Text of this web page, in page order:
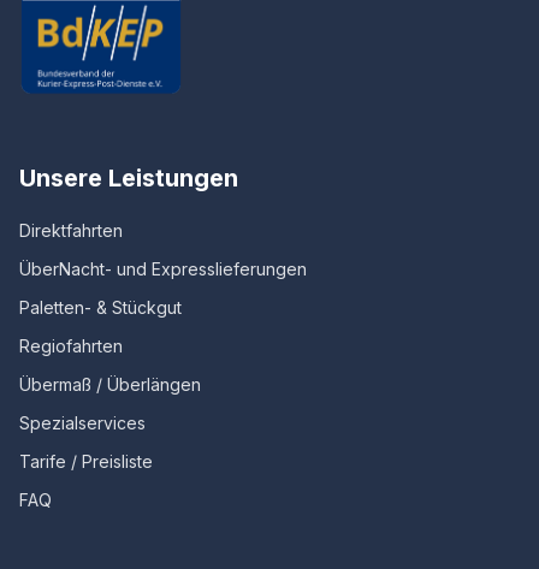
Unsere Leistungen
Direktfahrten
ÜberNacht- und Expresslieferungen
Paletten- & Stückgut
Regiofahrten
Übermaß / Überlängen
Spezialservices
Tarife / Preisliste
FAQ